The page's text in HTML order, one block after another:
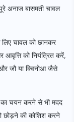
अनाज बासमती चावल
चावल को छानकर
आवृत्ति को नियंत्रित करें,
जौ या क्विनोआ जैसे
का चयन करने से भी मदद
छोड़ने की कोशिश करने